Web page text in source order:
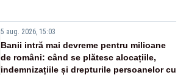
5 aug. 2026, 15:03
Banii intră mai devreme pentru milioane
de români: când se plătesc alocațiile,
indemnizațiile și drepturile persoanelor cu